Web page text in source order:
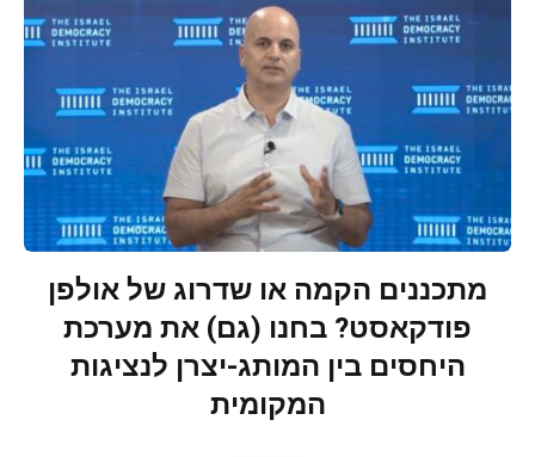
מתכננים הקמה או שדרוג של אולפן
פודקאסט? בחנו (גם) את מערכת
היחסים בין המותג-יצרן לנציגות
המקומית